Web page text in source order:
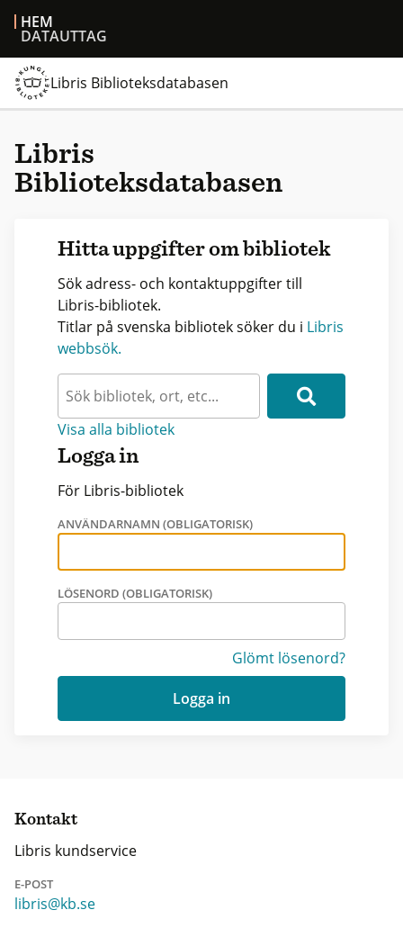
HEM
DATAUTTAG
Libris Biblioteksdatabasen
Libris
Biblioteksdatabasen
Hitta uppgifter om bibliotek
Sök adress- och kontaktuppgifter till
Libris-bibliotek.
Titlar på svenska bibliotek söker du i Libris
webbsök.
Visa alla bibliotek
Logga in
För Libris-bibliotek
ANVÄNDARNAMN (OBLIGATORISK)
LÖSENORD (OBLIGATORISK)
Glömt lösenord?
Logga in
Kontakt
Libris kundservice
E-POST
libris@kb.se